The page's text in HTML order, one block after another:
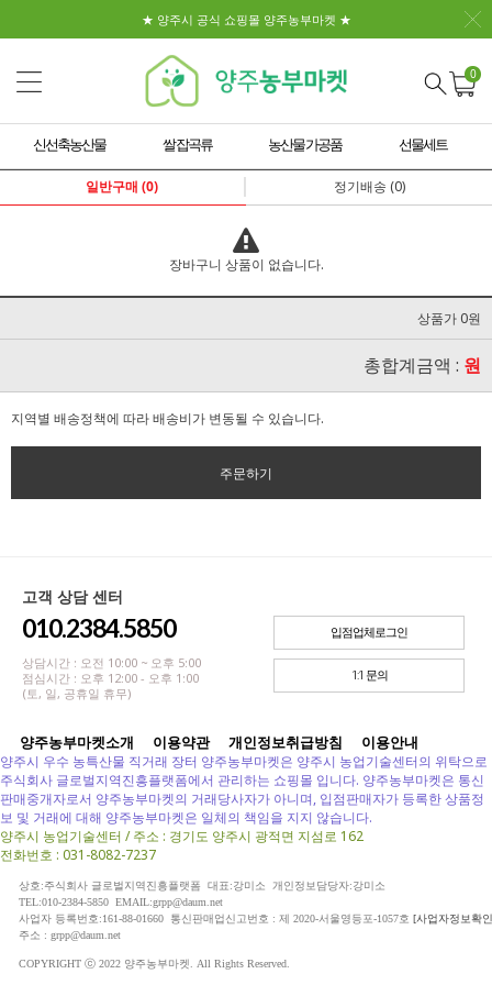
★ 양주시 공식 쇼핑몰 양주농부마켓 ★
0
신선축농산물 쌀 잡곡류 농산물 가공품 선물세트
일반구매 (0) 정기배송 (0)
장바구니 상품이 없습니다.
상품가 0원
총합계금액 : 원
지역별 배송정책에 따라 배송비가 변동될 수 있습니다.
주문하기
고객 상담 센터
010.2384.5850
상담시간 : 오전 10:00 ~ 오후 5:00
점심시간 : 오후 12:00 - 오후 1:00
(토, 일, 공휴일 휴무)
입점업체로그인
1:1 문의
양주농부마켓소개 이용약관 개인정보취급방침 이용안내
양주시 우수 농특산물 직거래 장터 양주농부마켓은 양주시 농업기술센터의 위탁으로
주식회사 글로벌지역진흥플랫폼에서 관리하는 쇼핑몰 입니다. 양주농부마켓은 통신
판매중개자로서 양주농부마켓의 거래당사자가 아니며, 입점판매자가 등록한 상품정
보 및 거래에 대해 양주농부마켓은 일체의 책임을 지지 않습니다.
양주시 농업기술센터 / 주소 : 경기도 양주시 광적면 지섬로 162
전화번호 : 031-8082-7237
상호:주식회사 글로벌지역진흥플랫폼 대표:강미소 개인정보담당자:강미소
TEL:010-2384-5850 EMAIL:grpp@daum.net
사업자 등록번호:161-88-01660 통신판매업신고번호 : 제 2020-서울영등포-1057호 [사업자정보확
주소 : grpp@daum.net
COPYRIGHT ⓒ 2022 양주농부마켓. All Rights Reserved.